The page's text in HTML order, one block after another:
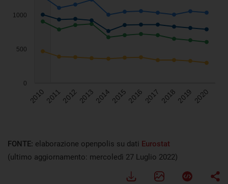
FONTE: elaborazione openpolis su dati Eurostat
(ultimo aggiornamento: mercoledì 27 Luglio 2022)